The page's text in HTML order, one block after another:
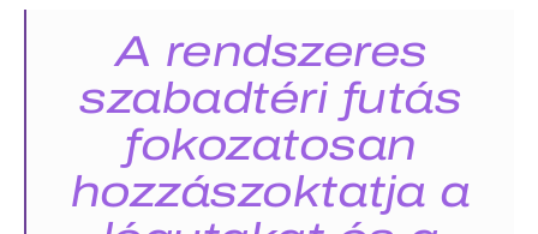
A rendszeres
szabadtéri futás
fokozatosan
hozzászoktatja a